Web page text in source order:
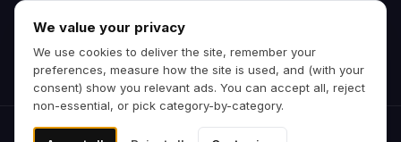
Ethereum
Solana
BNB
Autres Chaînes
© 2026 Zipp. Version d'aperçu.
We value your privacy
We use cookies to deliver the site, remember your
preferences, measure how the site is used, and (with your
consent) show you relevant ads. You can accept all, reject
non-essential, or pick category-by-category.